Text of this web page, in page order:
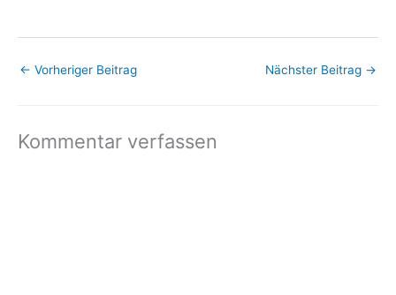
← Vorheriger Beitrag Nächster Beitrag →
Kommentar verfassen